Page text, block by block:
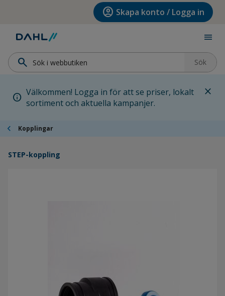
Hoppa till huvudinnehållet account_circle Skapa konto / Logga in
menu
search Sök
info Välkommen! Logga in för att se priser, lokalt
sortiment och aktuella kampanjer.
close
chevron_left Kopplingar
STEP-koppling